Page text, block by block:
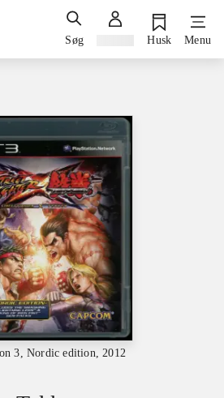
Søg Husk Menu
3, Nordic edition, 2012